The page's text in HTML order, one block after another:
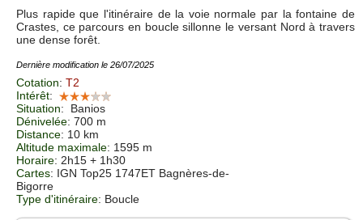
Plus rapide que l'itinéraire de la voie normale par la fontaine de
Crastes, ce parcours en boucle sillonne le versant Nord à travers
une dense forêt.
Dernière modification le 26/07/2025
Cotation: T2
Intérêt:
Situation:
Banios
Dénivelée: 700 m
Distance: 10 km
Altitude maximale: 1595 m
Horaire: 2h15 + 1h30
Cartes: IGN Top25 1747ET Bagnères-de-
Bigorre
Type d'itinéraire: Boucle